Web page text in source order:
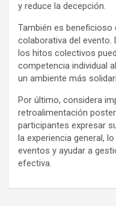
y reduce la decepción.
También es
colaborativa del
los hitos colectivos
competencia individual
un ambiente más
Por último, considera
retroalimentación
participantes expresar
la experiencia general,
eventos y ayudar a
efectiva.